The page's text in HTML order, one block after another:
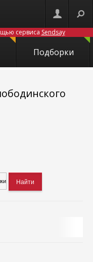
сервиса Sendsay
Подборки